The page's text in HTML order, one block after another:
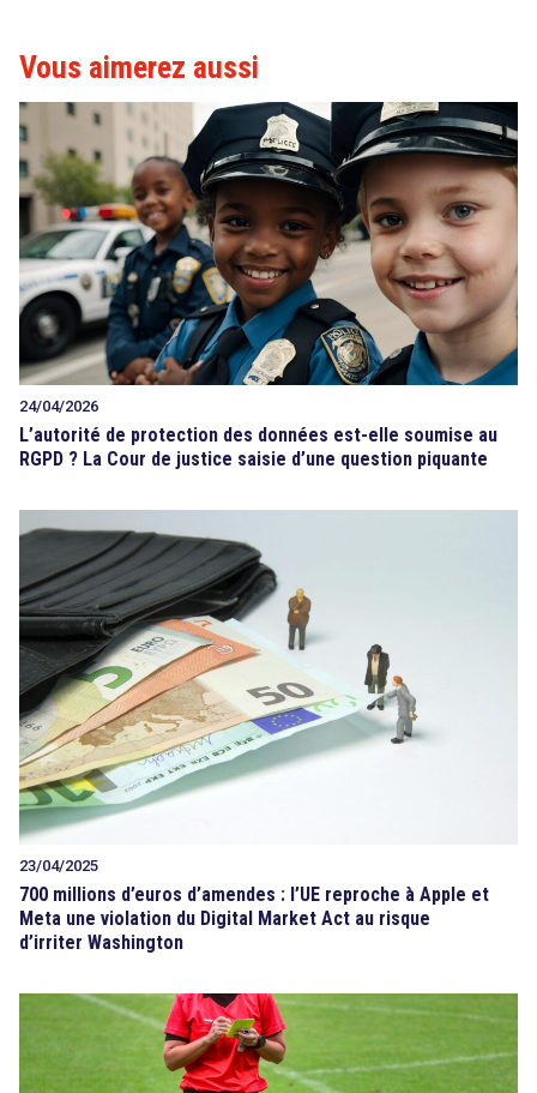
Vous aimerez aussi
24/04/2026
L’autorité de protection des données est-elle soumise au
RGPD ? La Cour de justice saisie d’une question piquante
23/04/2025
700 millions d’euros d’amendes : l’UE reproche à Apple et
Meta une violation du Digital Market Act au risque
d’irriter Washington